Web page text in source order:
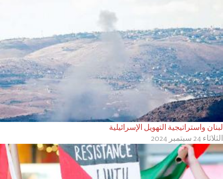
لبنان واستراتيجية التهويل الإسرائيلية
الثلاثاء 24 سبتمبر 2024